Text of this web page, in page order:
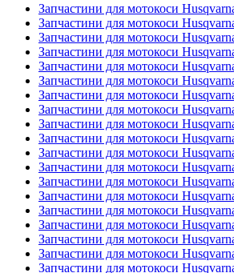
Запчастини для мотокоси
Запчастини для мотокоси
Запчастини для мотокоси
Запчастини для мотокоси
Запчастини для мотокоси
Запчастини для мотокоси
Запчастини для мотокоси
Запчастини для мотокоси
Запчастини для мотокоси
Запчастини для мотокоси
Запчастини для мотокоси
Запчастини для мотокоси
Запчастини для мотокоси
Запчастини для мотокоси
Запчастини для мотокоси
Запчастини для мотокоси
Запчастини для мотокоси
Запчастини для мотокоси
Запчастини для мотокоси